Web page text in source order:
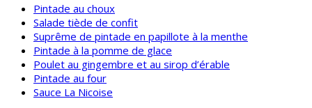
Pintade au choux
Salade tiède de confit
Suprême de pintade en papillote à la menthe
Pintade à la pomme de glace
Poulet au gingembre et au sirop d’érable
Pintade au four
Sauce La Nicoise